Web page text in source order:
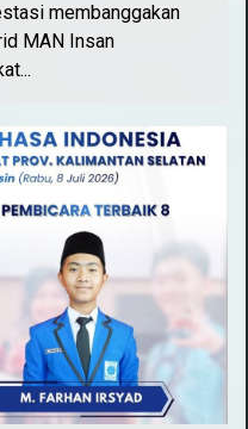
membanggakan
MAN Insan